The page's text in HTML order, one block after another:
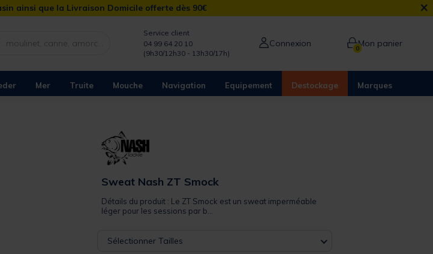
ainsi que la Livraison Domicile offerte dès 90€ ×
Service client
04 99 64 20 10
(9h30/12h30 - 13h30/17h)
Connexion 0Mon panier
Mer Truite Mouche Navigation Equipement Destockage Marques
Sweat Nash ZT Smock
Détails du produit : Le ZT Smock est un sweat imperméable
léger pour les sessions par b...
Sélectionner Tailles